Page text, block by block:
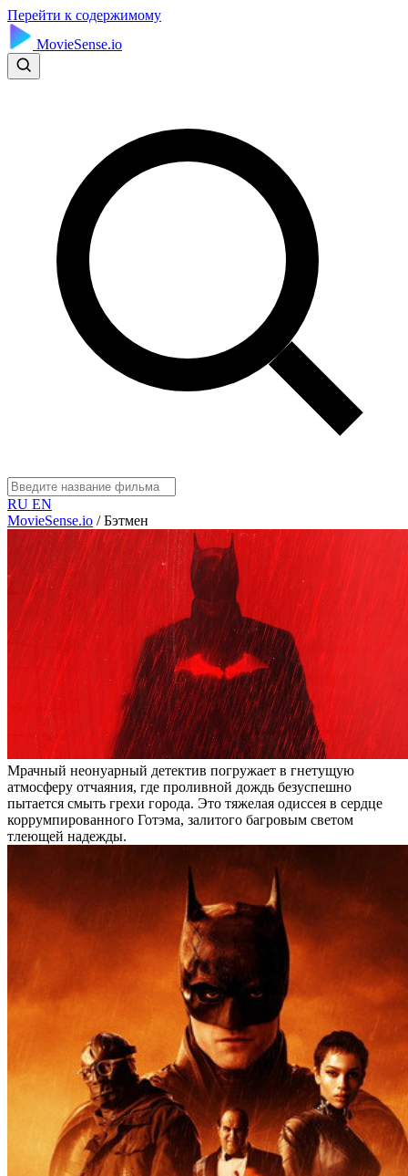
Перейти к содержимому
MovieSense.io
RU EN
MovieSense.io / Бэтмен
Мрачный неонуарный детектив погружает в гнетущую
атмосферу отчаяния, где проливной дождь безуспешно
пытается смыть грехи города. Это тяжелая одиссея в сердце
коррумпированного Готэма, залитого багровым светом
тлеющей надежды.